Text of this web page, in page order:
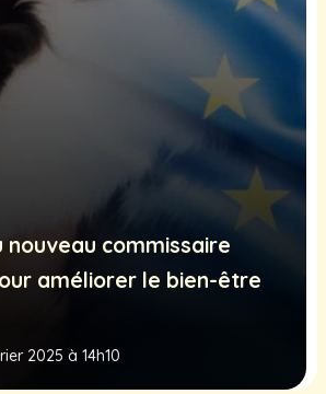
nouveau commissaire
améliorer le bien-être
2025 à 14h10